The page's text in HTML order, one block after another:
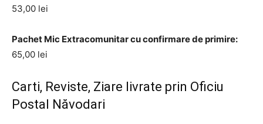
53,00 lei
Pachet Mic Extracomunitar cu confirmare de primire:
65,00 lei
Carti, Reviste, Ziare livrate prin Oficiu
Postal Năvodari